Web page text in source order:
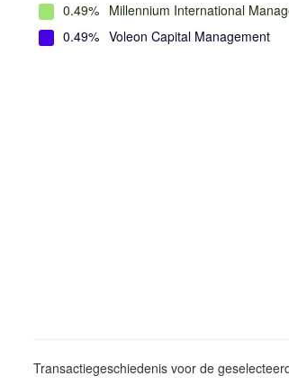
0.49% Millennium International
0.49% Voleon Capital Management
Transactiegeschiedenis voor de